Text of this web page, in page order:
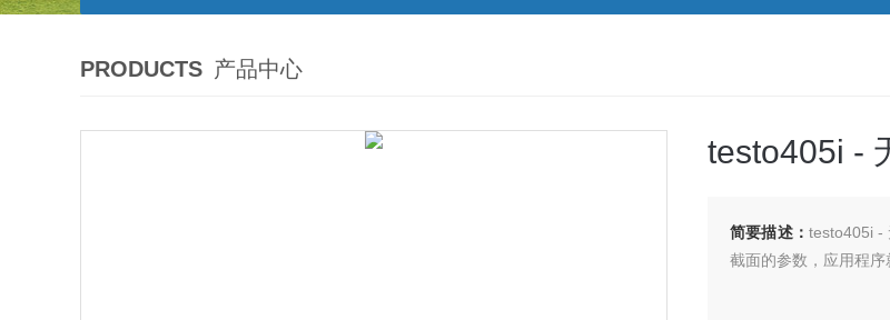
PRODUCTS 产品中心
testo405i -
简要描述： testo405i -
截面的参数，应用程序